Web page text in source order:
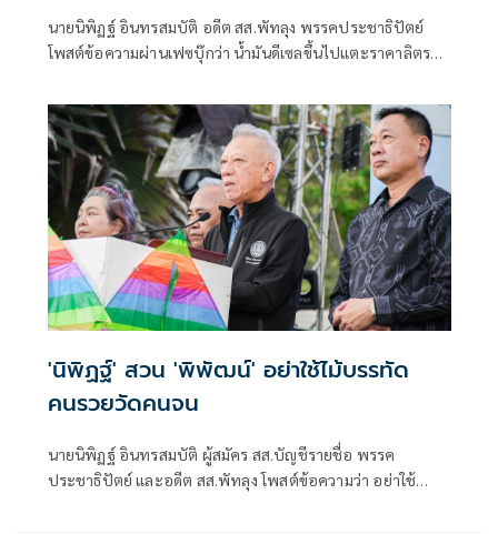
นายนิพิฏฐ์ อินทรสมบัติ อดีต สส.พัทลุง พรรคประชาธิปัตย์
โพสต์ข้อความผ่านเฟซบุ๊กว่า น้ำมันดีเซลขึ้นไปแตะราคาลิตรละ
ตระหนกกัน
'นิพิฏฐ์' สวน 'พิพัฒน์' อย่าใช้ไม้บรรทัด
คนรวยวัดคนจน
นายนิพิฏฐ์ อินทรสมบัติ ผู้สมัคร สส.บัญชีรายชื่อ พรรค
ประชาธิปัตย์ และอดีต สส.พัทลุง โพสต์ข้อความว่า อย่าใช้